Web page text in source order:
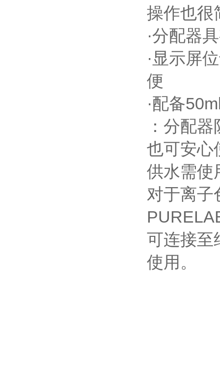
操作也很
·分配器
·显示屏
便
·配备
：分配
也可安心
供水需使
对于离子
可连接至
使用。